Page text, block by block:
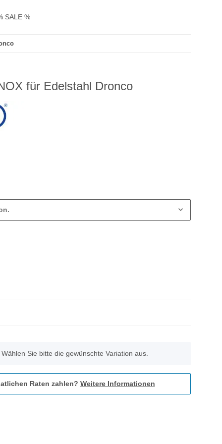
SALE %
für Edelstahl Dronco
Sie bitte die gewünschte Variation aus.
Raten zahlen? Weitere Informationen